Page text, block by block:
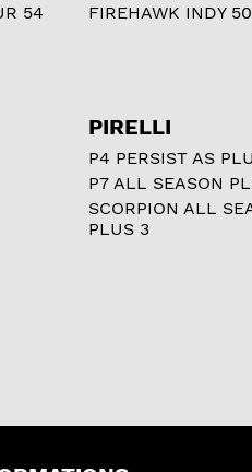
54
FIREHAWK INDY
PIRELLI
P4 PERSIST AS
P7 ALL SEASON
SCORPION ALL
PLUS 3